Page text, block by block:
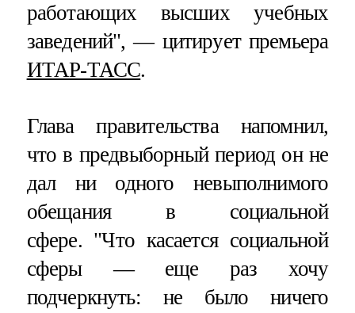
работающих высших учебных
заведений", — цитирует премьера
ИТАР-ТАСС.
Глава правительства напомнил,
что в предвыборный период он не
дал ни одного невыполнимого
обещания в социальной
сфере. "Что касается социальной
сферы — еще раз хочу
подчеркнуть: не было ничего